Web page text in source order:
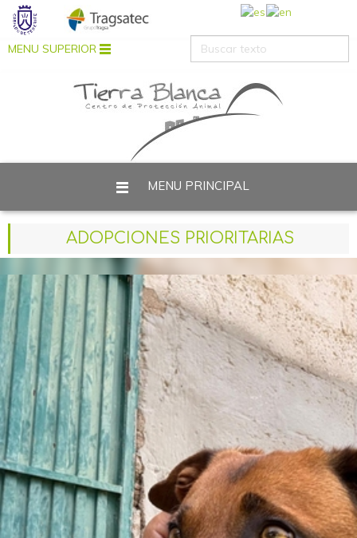
MENU SUPERIOR
MENU PRINCIPAL
ADOPCIONES PRIORITARIAS